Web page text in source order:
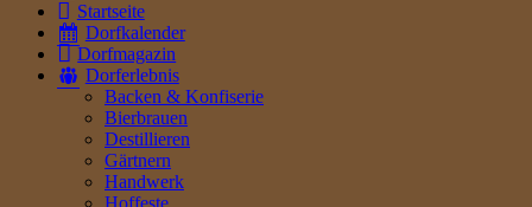
Startseite
Dorfkalender
Dorfmagazin
Dorferlebnis
Backen & Konfiserie
Bierbrauen
Destillieren
Gärtnern
Handwerk